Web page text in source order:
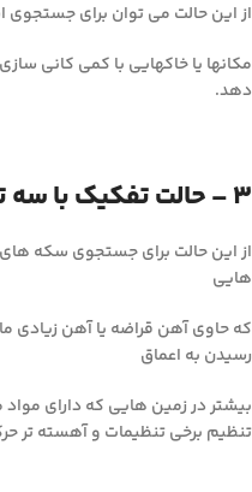
از این حالت می توان برای
مکانها یا خاکهایی با کمی کانی
دهد.
3 – حالت تفکیک با سه تن (3 تن)
از این حالت برای جستجوی سکه
هایی
که حاوی آهن قراضه یا آهن زیادی
رسیدن به اعماق
بیشتر در زمین هایی که دارای
تنظیم برخی تنظیمات و آهسته